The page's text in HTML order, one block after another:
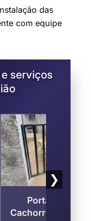
das
com equipe
serviços
Corrimão para
Escada na Vila São
❯